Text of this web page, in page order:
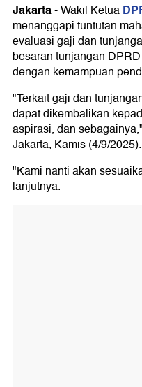
Jakarta-Wakil Ketua
menanggapi tuntutan
evaluasi gaji dan
besaran tunjangan
dengan kemampuan
"Terkait gaji dan
dapat dikembalikan
aspirasi, dan
Jakarta, Kamis (4/9/2025).
"Kami nanti akan
lanjutnya.